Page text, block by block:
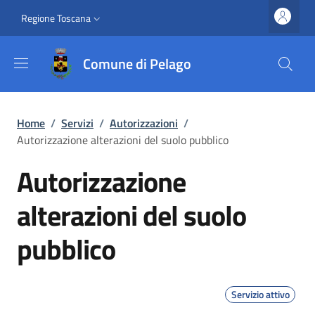
Slim top
Regione Toscana
Comune di Pelago
Briciole di pane
Home / Servizi / Autorizzazioni /
Autorizzazione alterazioni del suolo pubblico
Autorizzazione
alterazioni del suolo
pubblico
Servizio attivo